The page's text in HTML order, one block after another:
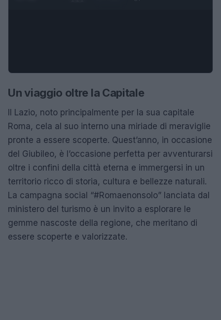
Un viaggio oltre la Capitale
Il Lazio, noto principalmente per la sua capitale
Roma, cela al suo interno una miriade di meraviglie
pronte a essere scoperte. Quest’anno, in occasione
del Giubileo, è l’occasione perfetta per avventurarsi
oltre i confini della città eterna e immergersi in un
territorio ricco di storia, cultura e bellezze naturali.
La campagna social “#Romaenonsolo” lanciata dal
ministero del turismo è un invito a esplorare le
gemme nascoste della regione, che meritano di
essere scoperte e valorizzate.